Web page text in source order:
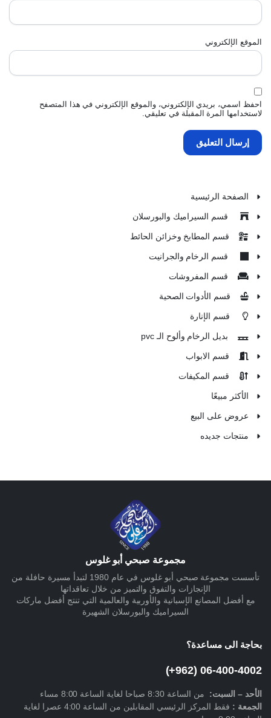
الموقع الإلكتروني
احفظ اسمي، بريدي الإلكتروني، والموقع الإلكتروني في هذا المتصفح
لاستخدامها المرة المقبلة في تعليقي.
الصفحة الرئيسية
قسم السيراميك والبورسلان
قسم المطابخ وخزائن الحائط
قسم الرخام والجرانيت
قسم المفروشات
قسم الأدوات الصحية
قسم الإنارة
بديل الرخام وألوح الـ pvc
قسم الابواب
قسم المكيفات
الأكثر مبيعًا
عروض على البيع
منتجات جديده
مجموعة صبحي أبو غلوس
تأسست مجموعة صبحي أبو غلوس في عام 1980 لتبدأ مسيرة حافلة من
الإنجازات والتفوق والتميز من خلال تعاقداتها
مع أفضل المصانع الإسبانية والأوربية والعالمية التي تنتج أفضل ماركات
السيراميك والبورسلان الشهيرة
بحاجة الى مساعدة؟
06-400-4002 (962+)
الأحد – السبت: من الساعة 8:30 صباحا لغاية الساعة 8:00 مساء
الجمعة :
فقط المركز الرئيسي المقابلين من الساعة 4:00 عصرا لغاية